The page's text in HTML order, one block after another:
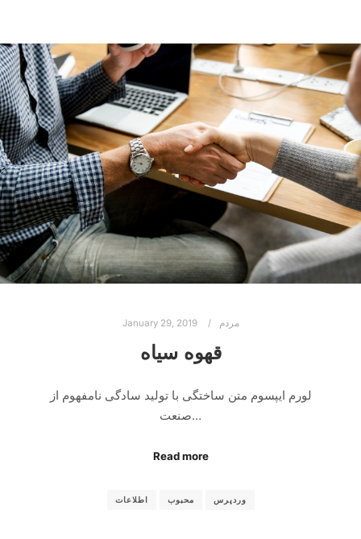
January 29, 2019 مردم
قهوه سیاه
لورم ایپسوم متن ساختگی با تولید سادگی نامفهوم از
صنعت…
Read more
اطلاعات محبوب وردپرس